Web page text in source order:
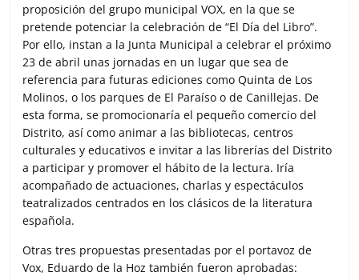
proposición del grupo municipal VOX, en la que se
pretende potenciar la celebración de “El Día del Libro”.
Por ello, instan a la Junta Municipal a celebrar el próximo
23 de abril unas jornadas en un lugar que sea de
referencia para futuras ediciones como Quinta de Los
Molinos, o los parques de El Paraíso o de Canillejas. De
esta forma, se promocionaría el pequeño comercio del
Distrito, así como animar a las bibliotecas, centros
culturales y educativos e invitar a las librerías del Distrito
a participar y promover el hábito de la lectura. Iría
acompañado de actuaciones, charlas y espectáculos
teatralizados centrados en los clásicos de la literatura
española.
Otras tres propuestas presentadas por el portavoz de
Vox, Eduardo de la Hoz también fueron aprobadas: